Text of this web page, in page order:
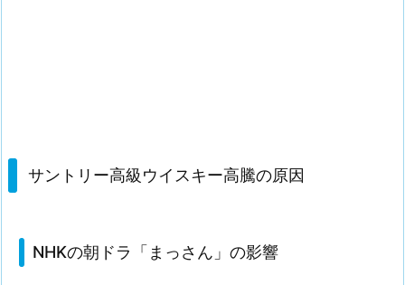
サントリー高級ウイスキー高騰の原因
NHKの朝ドラ「まっさん」の影響